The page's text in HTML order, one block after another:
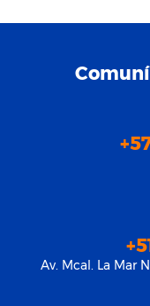
Av. Mcal. La Mar